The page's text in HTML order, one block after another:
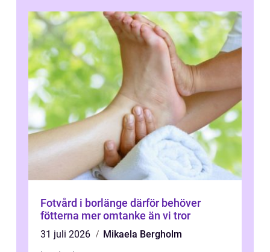
Fotvård i borlänge därför behöver
fötterna mer omtanke än vi tror
31 juli 2026
Mikaela Bergholm